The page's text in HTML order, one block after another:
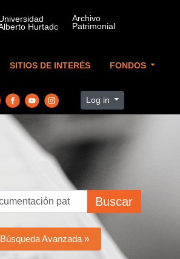
SITIOS DE INTERÉS FONDOS
Log in
Buscar
Búsqueda Avanzada »